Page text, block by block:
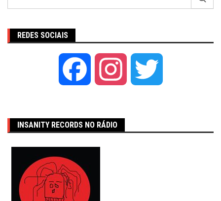
REDES SOCIAIS
Facebook Instagram
INSANITY RECORDS NO RÁDIO